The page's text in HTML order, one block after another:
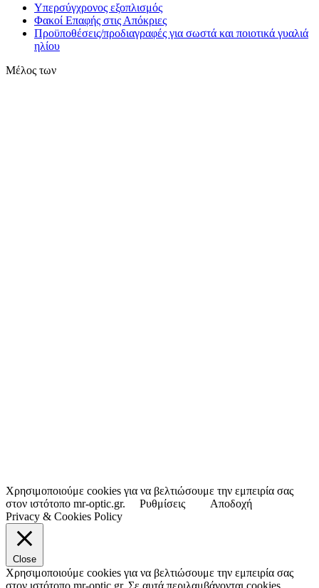
Υπερσύγχρονος εξοπλισμός
Φακοί Επαφής στις Απόκριες
Προϋποθέσεις/προδιαγραφές για σωστά και ποιοτικά γυαλιά
ηλίου
Μέλος των
Χρησιμοποιούμε cookies για να βελτιώσουμε την εμπειρία σας
στον ιστότοπο mr-optic.gr.
Ρυθμίσεις
Αποδοχή
Privacy & Cookies Policy
Close
Χρησιμοποιούμε cookies για να βελτιώσουμε την εμπειρία σας
στον ιστότοπο mr-optic.gr. Σε αυτά περιλαμβάνονται cookies